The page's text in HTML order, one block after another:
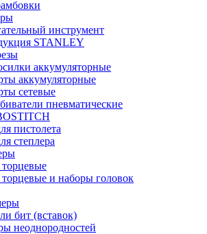
инструмент
STANLEY
аккумуляторные
аккумуляторные
сетевые
пневматические
пистолета
степлера
и наборы головок
бит (вставок)
неоднородностей